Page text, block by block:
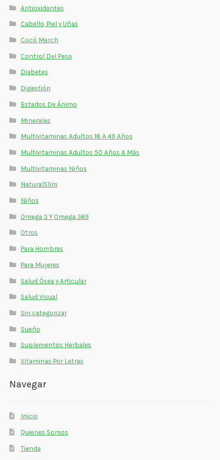
Antioxidantes
Cabello, Piel y Uñas
Cocó March
Control Del Peso
Diabetes
Digestión
Estados De Ánimo
Minerales
Multivitaminas Adultos 18 A 49 Años
Multivitaminas Adultos 50 Años A Más
Multivitaminas Niños
NaturalSlim
Niños
Omega 3 Y Omega 369
Otros
Para Hombres
Para Mujeres
Salud Ósea y Articular
Salud Visual
Sin categorizar
Sueño
Suplementos Herbales
Vitaminas Por Letras
Navegar
Inicio
Quienes Somos
Tienda